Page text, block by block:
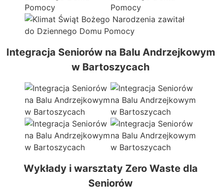
Integracja Seniorów na Balu Andrzejkowym
w Bartoszycach
Wykłady i warsztaty Zero Waste dla
Seniorów